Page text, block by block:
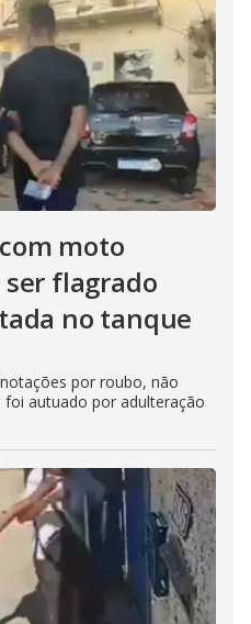
moto
flagrado
no tanque
por roubo, não
autuado por adulteração